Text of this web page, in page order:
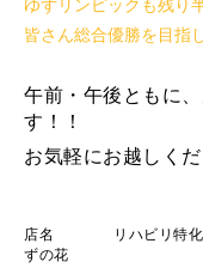
ゆずリンピックも残り
皆さん総合優勝を目指
午前・午後ともに
す！！
お気軽にお越しく
店名 リハビリ特化型
ずの花